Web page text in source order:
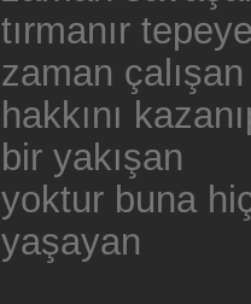
tırmanır
zaman çalışan
hakkını
bir yakışan
yoktur buna
yaşayan